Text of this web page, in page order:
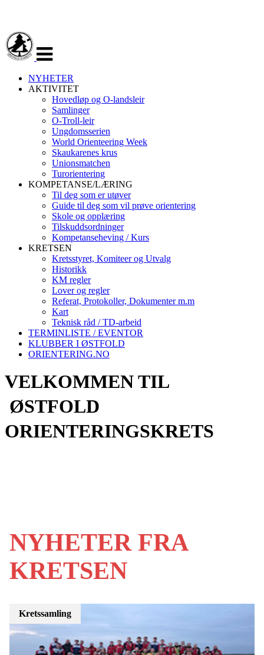
navigasjon
NYHETER
AKTIVITET
Hovedløp og O-landsleir
Samlinger
O-Troll-leir
Ungdomsserien
World Orienteering Week
Skaukarenes krus
Unionsmatchen
Turorientering
KOMPETANSE/LÆRING
Til deg som er utøver
Guide til deg som vil prøve orientering
Skole og opplæring
Tilskuddsordninger
Kompetanseheving / Kurs
KRETSEN
Kretsstyret, Komiteer og Utvalg
Historikk
KM regler
Lover og regler
Referat, Protokoller, Dokumenter m.m
Kart
Teknisk råd / TD-arbeid
TERMINLISTE / EVENTOR
KLUBBER I ØSTFOLD
ORIENTERING.NO
VELKOMMEN TIL
ØSTFOLD
ORIENTERINGSKRETS
NYHETER FRA
KRETSEN
Kretssamling